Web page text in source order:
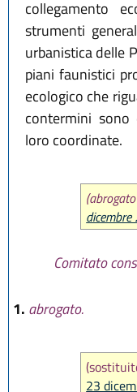
collegamento
strumenti
urbanistica delle
piani faunistici
ecologico che
contermini
loro coordinate.
Comitato
1. abrogato.
23